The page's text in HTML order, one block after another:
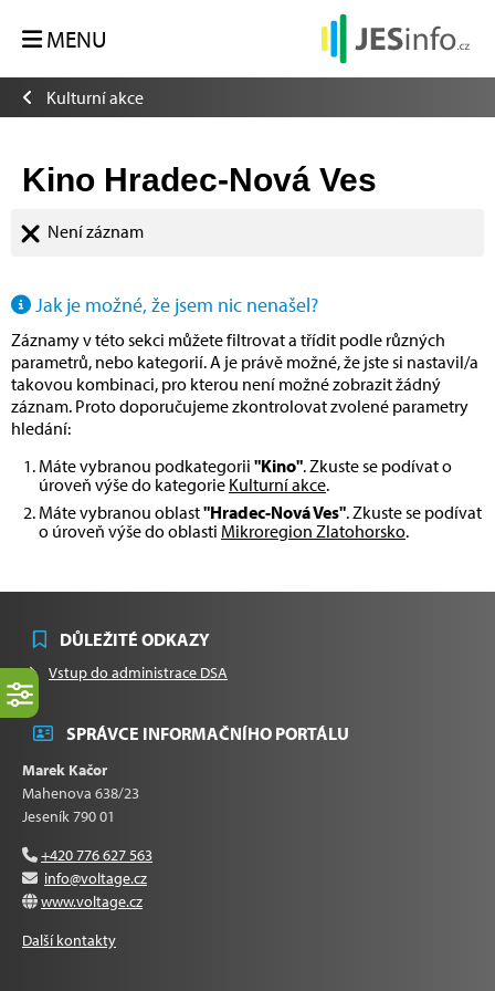
MENU
Kulturní akce
Kino Hradec-Nová Ves
Není záznam
Jak je možné, že jsem nic nenašel?
Záznamy v této sekci můžete filtrovat a třídit podle různých
parametrů, nebo kategorií. A je právě možné, že jste si nastavil/a
takovou kombinaci, pro kterou není možné zobrazit žádný
záznam. Proto doporučujeme zkontrolovat zvolené parametry
hledání:
Máte vybranou podkategorii "Kino". Zkuste se podívat o
úroveň výše do kategorie Kulturní akce.
Máte vybranou oblast"Hradec-Nová Ves". Zkuste se podívat
o úroveň výše do oblasti Mikroregion Zlatohorsko.
DŮLEŽITÉ ODKAZY
Vstup do administrace DSA
SPRÁVCE INFORMAČNÍHO PORTÁLU
Marek Kačor
Mahenova 638/23
Jeseník 790 01
+420 776 627 563
info@voltage.cz
www.voltage.cz
Další kontakty